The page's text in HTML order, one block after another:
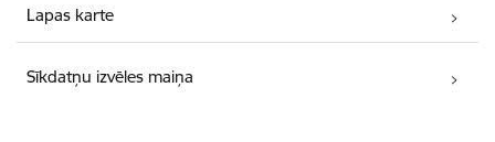
Lapas karte
Sīkdatņu izvēles maiņa